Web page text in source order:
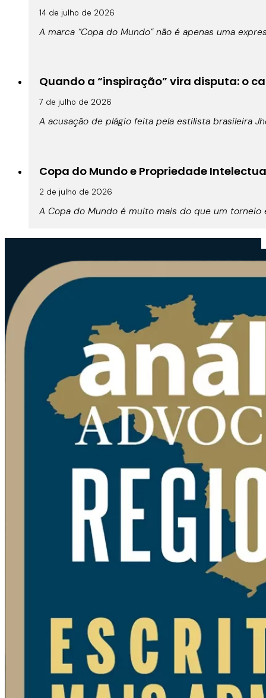
14 de julho de 2026
A marca “Copa do Mundo” não é apenas uma
Quando a “inspiração” vira disputa: o
7 de julho de 2026
A acusação de plágio feita pela estilista brasileira
Copa do Mundo e Propriedade
2 de julho de 2026
A Copa do Mundo é muito mais do que um